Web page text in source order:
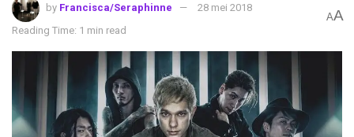
by Francisca/Seraphinne
28 mei 2018
Reading Time: 1 min read
AA